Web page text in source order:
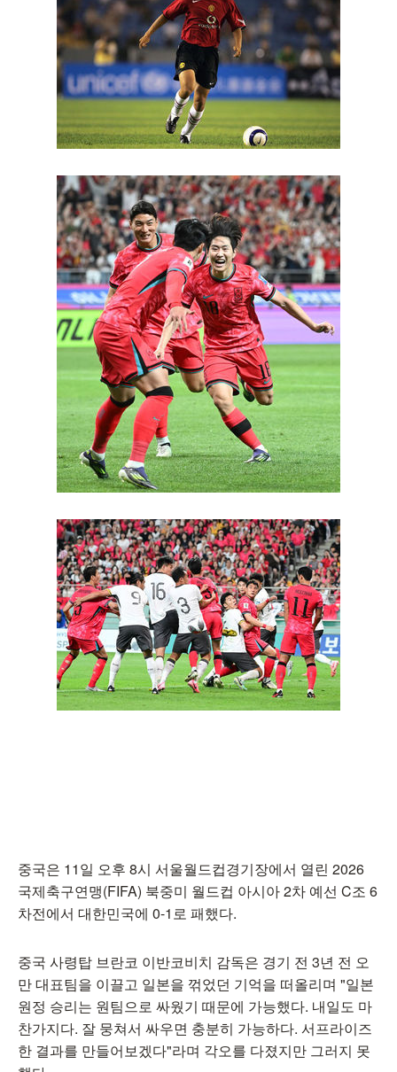
중국은 11일 오후 8시 서울월드컵경기장에서 열린 2026
국제축구연맹(FIFA) 북중미 월드컵 아시아 2차 예선 C조 6
차전에서 대한민국에 0-1로 패했다.
중국 사령탑 브란코 이반코비치 감독은 경기 전 3년 전 오
만 대표팀을 이끌고 일본을 꺾었던 기억을 떠올리며 "일본
원정 승리는 원팀으로 싸웠기 때문에 가능했다. 내일도 마
찬가지다. 잘 뭉쳐서 싸우면 충분히 가능하다. 서프라이즈
한 결과를 만들어보겠다"라며 각오를 다졌지만 그러지 못